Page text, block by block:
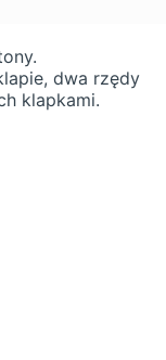
dwa rzędy
klapkami.